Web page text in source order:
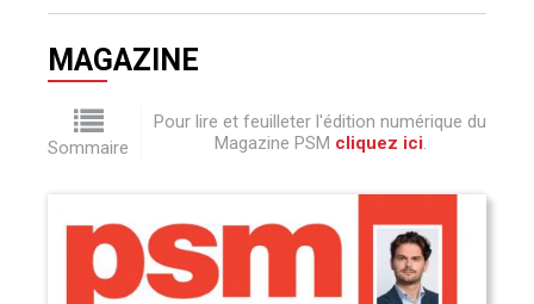
MAGAZINE
Sommaire
Pour lire et feuilleter l'édition numérique du
Magazine PSM cliquez ici.